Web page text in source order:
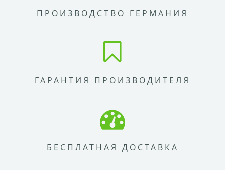
ПРОИЗВОДСТВО ГЕРМАНИЯ
ГАРАНТИЯ ПРОИЗВОДИТЕЛЯ
БЕСПЛАТНАЯ ДОСТАВКА